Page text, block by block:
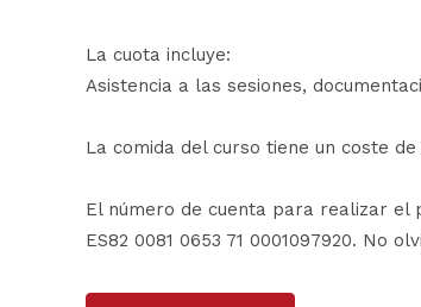
La cuota incluye:
Asistencia a las sesiones,
La comida del curso tiene un coste
El número de cuenta para realizar el
ES82 0081 0653 71 0001097920. No